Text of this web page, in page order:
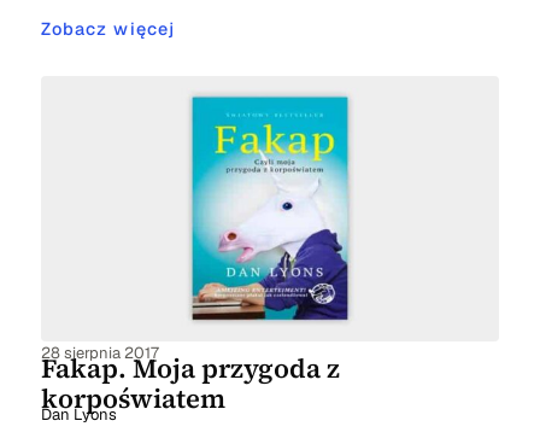
Zobacz więcej
28 sierpnia 2017
Fakap. Moja przygoda z
korpoświatem
Dan Lyons